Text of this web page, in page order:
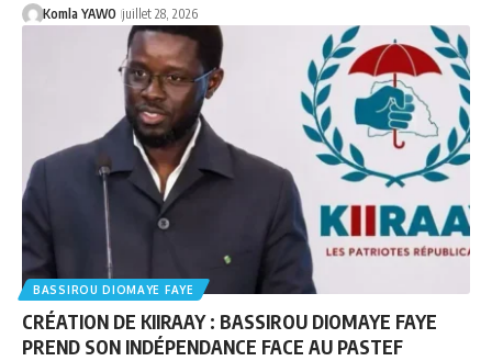
Komla YAWO juillet 28, 2026
BASSIROU DIOMAYE FAYE
CRÉATION DE KIIRAAY : BASSIROU DIOMAYE FAYE
PREND SON INDÉPENDANCE FACE AU PASTEF